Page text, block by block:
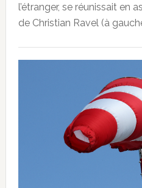
l’étranger, se réunissait en
de Christian Ravel (à